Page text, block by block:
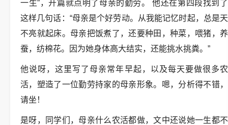
一生”，开篇就点明了母亲的勤劳。 他还在第四段找到了
这样几句话：“母亲是个好劳动。从我能记忆时起，总是天
不亮就起床。母亲把饭煮了，还要种田，种菜，喂猪，养
蚕，纺棉花。因为她身体高大结实，还能挑水挑粪。”
他说呀，这里写了母亲常年早起，以及每天要做很多农
活，塑造了一位勤劳持家的母亲形象。嗯，分析得不错，
请坐！
是呀，同学们，母亲什么农活都做，文中还说她一生都不